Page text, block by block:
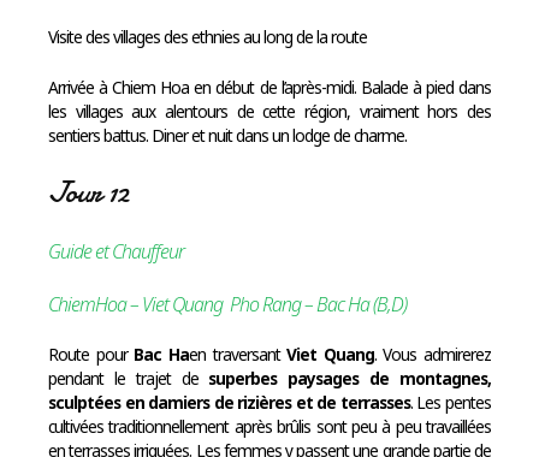
Visite des villages des ethnies au long de la route
Arrivée à Chiem Hoa en début de l’après-midi. Balade à pied dans
les villages aux alentours de cette région, vraiment hors des
sentiers battus. Diner et nuit dans un lodge de charme.
Jour 12
Guide et Chauffeur
ChiemHoa – Viet Quang Pho Rang – Bac Ha (B,D)
Route pour Bac Haen traversantViet Quang. Vous admirerez
pendant le trajet de superbes paysages de montagnes,
sculptées en damiers de rizières et de terrasses. Les pentes
cultivées traditionnellement après brûlis sont peu à peu travaillées
en terrasses irriguées. Les femmes y passent une grande partie de